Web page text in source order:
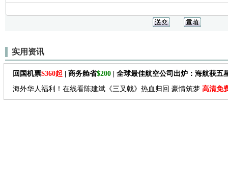
实用资讯
回国机票$360起 | 商务舱省$200 | 全球最佳航空公司出炉：海航获五
海外华人福利！在线看陈建斌《三叉戟》热血归回 豪情筑梦 高清免